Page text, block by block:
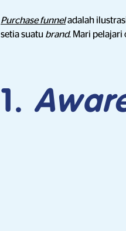
Purchase funneladalah
setia suatu brand. Mari pelajari
1.